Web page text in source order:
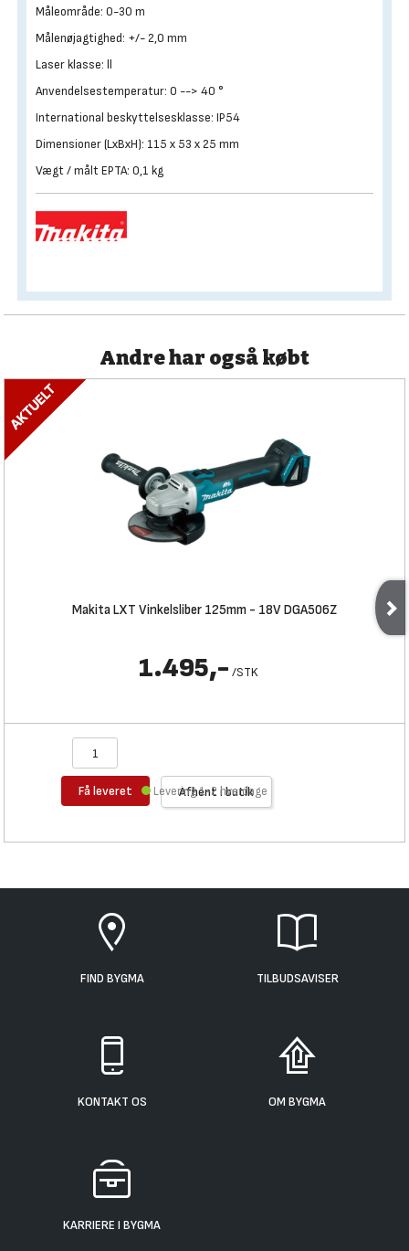
Måleområde: 0-30 m
Målenøjagtighed: +/- 2,0 mm
Laser klasse: ll
Anvendelsestemperatur: 0 --> 40 °
International beskyttelsesklasse: IP54
Dimensioner (LxBxH): 115 x 53 x 25 mm
Vægt / målt EPTA: 0,1 kg
Andre har også købt
Makita LXT Vinkelsliber 125mm - 18V DGA506Z
1.495,- /STK
Få leveret Afhent i butik
Levering 1-2 hverdage
FIND BYGMA TILBUDSAVISER
KONTAKT OS OM BYGMA
KARRIERE I BYGMA